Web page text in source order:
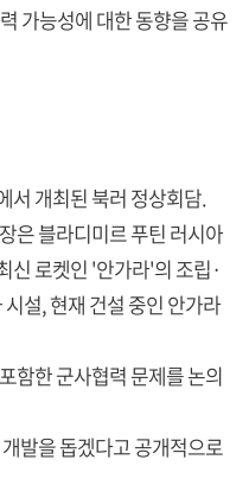
가능성에 대한 동향을 공유
서 개최된 북러 정상회담.
은 블라디미르 푸틴 러시아
신 로켓인 '안가라'의 조립·
설, 현재 건설 중인 안가라
함한 군사협력 문제를 논의
발을 돕겠다고 공개적으로